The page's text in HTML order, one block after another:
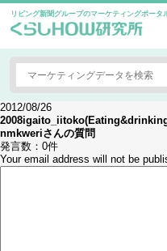
リビング新聞グループのマーケティングポータ
2012/08/26
nmkweriさんの質問
発言数： 0件
Your email address will not be